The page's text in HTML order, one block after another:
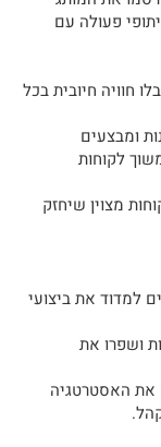
פעולה עם
חוויה חיובית בכל
ומבצעים
לקוחות
מצוין שיחזק
למדוד את ביצועי
ושפרו את
את האסטרטגיה